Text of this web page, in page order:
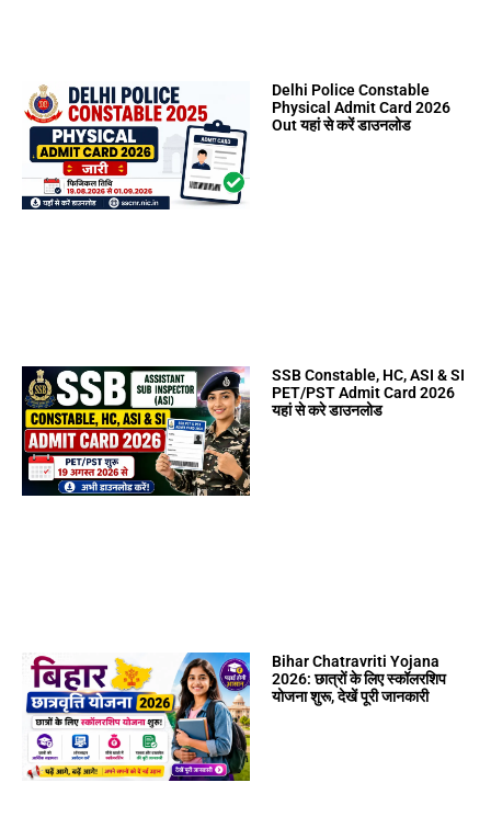
Delhi Police Constable
Physical Admit Card 2026
Out यहां से करें डाउनलोड
SSB Constable, HC, ASI & SI
PET/PST Admit Card 2026
यहां से करे डाउनलोड
Bihar Chatravriti Yojana
2026: छात्रों के लिए स्कॉलरशिप
योजना शुरू, देखें पूरी जानकारी